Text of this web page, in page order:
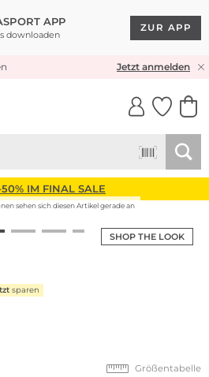
APP
downloaden
ZUR APP
& RÜCKVERSANDJetzt anmelden
IM FINAL SALE
SHOP THE LOOK
sehen sich diesen Artikel gerade an
sparen
Größentabelle